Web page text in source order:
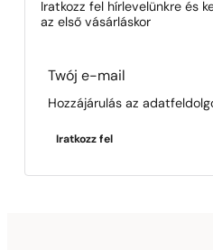
Iratkozz fel hírlevelünkre és
az első vásárláskor
Section
Hozzájárulás az
Iratkozz fel